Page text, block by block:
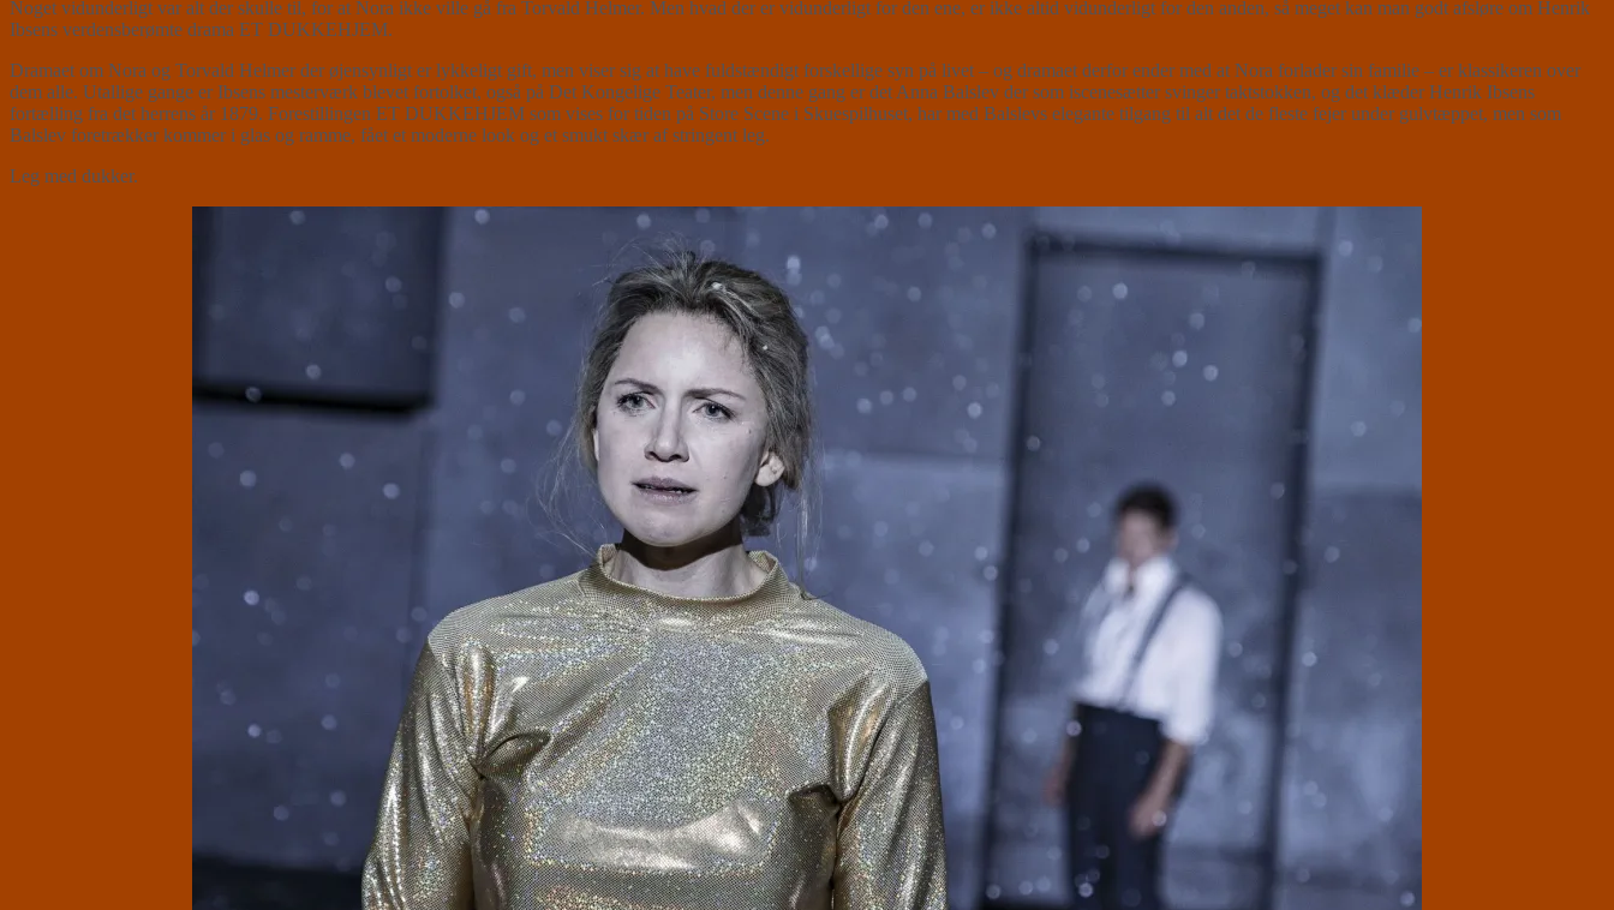
Noget vidunderligt var alt der skulle til, for at Nora ikke ville gå fra Torvald Helmer. Men hvad der er vidunderligt for den ene, er ikke altid vidunderligt for den anden, så meget kan man godt afsløre om Henrik
Ibsens verdensberømte drama ET DUKKEHJEM.
Dramaet om Nora og Torvald Helmer der øjensynligt er lykkeligt gift, men viser sig at have fuldstændigt forskellige syn på livet – og dramaet derfor ender med at Nora forlader sin familie – er klassikeren over
dem alle. Utallige gange er Ibsens mesterværk blevet fortolket, også på Det Kongelige Teater, men denne gang er det Anna Balslev der som iscenesætter svinger taktstokken, og det klæder Henrik Ibsens
fortælling fra det herrens år 1879. Forestillingen ET DUKKEHJEM som vises for tiden på Store Scene i Skuespilhuset, har med Balslevs elegante tilgang til alt det de fleste fejer under gulvtæppet, men som
Balslev foretrækker kommer i glas og ramme, fået et moderne look og et smukt skær af stringent leg.
Leg med dukker.